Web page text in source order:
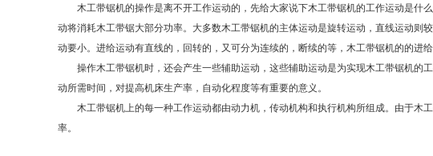
木工带锯机的操作是离不开工作运动的，先给大家说下木工带锯机的工作运动是什
动将消耗木工带锯大部分功率。大多数木工带锯机的主体运动是旋转运动，直线运动
动要小。进给运动有直线的，回转的，又可分为连续的，断续的等，木工带锯机的的进给
操作木工带锯机时，还会产生一些辅助运动，这些辅助运动是为实现木工带锯机的
动所需时间，对提高机床生产率，自动化程度等有重要的意义。
木工带锯机上的每一种工作运动都由动力机，传动机构和执行机构所组成。由于木
率。